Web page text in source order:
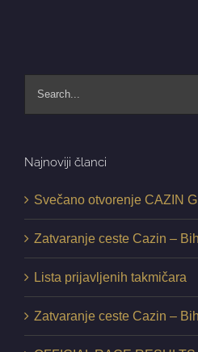
Najnoviji članci
Svečano otvorenje CAZIN
Zatvaranje ceste Cazin –
Lista prijavljenih takmičara
Zatvaranje ceste Cazin –